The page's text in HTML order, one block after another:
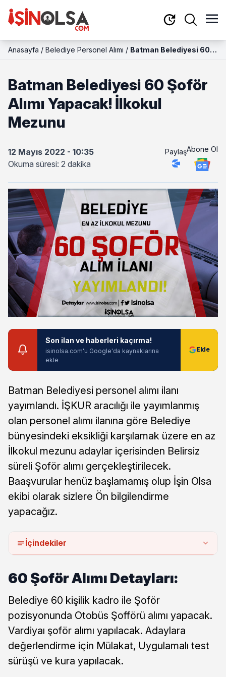
Anasayfa / Belediye Personel Alımı / Batman Belediyesi 60
Batman Belediyesi 60 Şoför
Alımı Yapacak! İlkokul
Mezunu
12 Mayıs 2022 - 10:35
Okuma süresi: 2 dakika
PaylaşAbone Ol
Son ilan ve haberleri kaçırma!
isinolsa.com'u Google'da kaynaklarına
ekle
Batman Belediyesi personel alımı ilanı
yayımlandı. İŞKUR aracılığı ile yayımlanmış
olan personel alımı ilanına göre Belediye
bünyesindeki eksikliği karşılamak üzere en az
İlkokul mezunu adaylar içerisinden Belirsiz
süreli Şoför alımı gerçekleştirilecek.
Baaşvurular henüz başlamamış olup İşin Olsa
ekibi olarak sizlere Ön bilgilendirme
yapacağız.
İçindekiler
60 Şoför Alımı Detayları:
Belediye 60 kişilik kadro ile Şoför
pozisyonunda Otobüs Şofförü alımı yapacak.
Vardiyaı şoför alımı yapılacak. Adaylara
değerlendirme için Mülakat, Uygulamalı test
sürüşü ve kura yapılacak.